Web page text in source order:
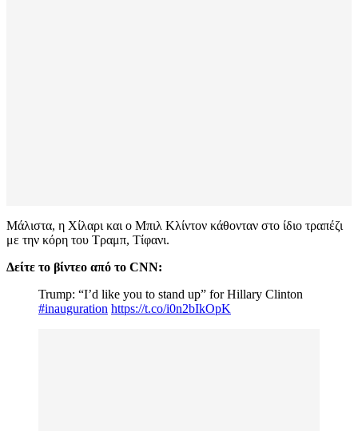
Μάλιστα, η Χίλαρι και ο Μπιλ Κλίντον κάθονταν στο ίδιο τραπέζι
με την κόρη του Τραμπ, Τίφανι.
Δείτε το βίντεο από το CNN:
Trump: “I’d like you to stand up” for Hillary Clinton
#inauguration https://t.co/i0n2bIkOpK